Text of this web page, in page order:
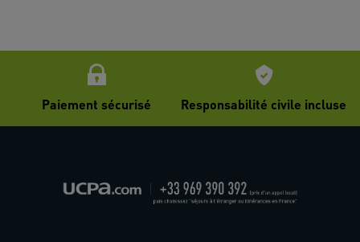
Paiement sécurisé Responsabilité civile incluse